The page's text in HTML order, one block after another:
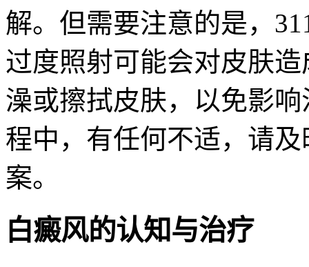
解。但需要注意的是，
过度照射可能会对皮肤
澡或擦拭皮肤，以免影
程中，有任何不适，请
案。
白癜风的认知与治疗